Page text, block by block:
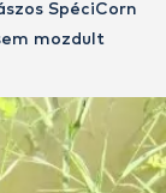
SpéciCorn
mozdult